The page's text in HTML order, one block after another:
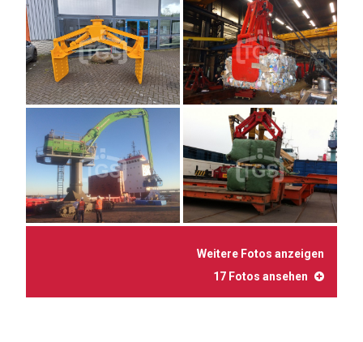
Weitere Fotos anzeigen
17 Fotos ansehen